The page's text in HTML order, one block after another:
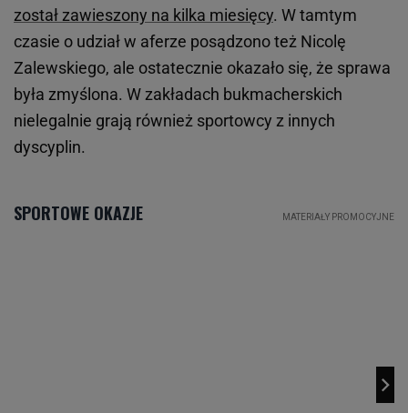
został zawieszony na kilka miesięcy. W tamtym
czasie o udział w aferze posądzono też Nicolę
Zalewskiego, ale ostatecznie okazało się, że sprawa
była zmyślona. W zakładach bukmacherskich
nielegalnie grają również sportowcy z innych
dyscyplin.